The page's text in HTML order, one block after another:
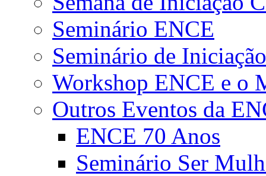
Seminário ENCE
Seminário de
Workshop ENCE e o
Outros Eventos da
ENCE 70 Anos
Seminário Ser